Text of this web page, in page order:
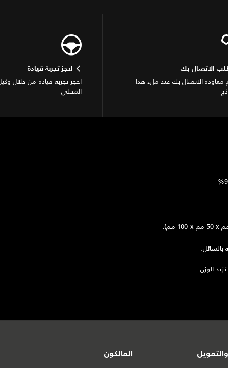
الاتصال بك
الاتصال بك عند ملء هذا
احجز تجربة قيادة
احجز تجربة قيادة من خلال
المحلي
الوزن.
المالكون